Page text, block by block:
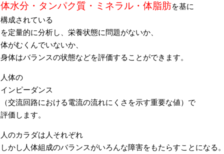
体水分・タンパク質・ミネラル・体脂肪を基に
構成されている
を定量的に分析し、栄養状態に問題がないか、
体がむくんでいないか、
身体はバランスの状態などを評価することができます。
人体の
インピーダンス
（交流回路における電流の流れにくさを示す重要な値）で
評価します。
人のカラダは人それぞれ
しかし人体組成のバランスがいろんな障害をもたらすことになる。